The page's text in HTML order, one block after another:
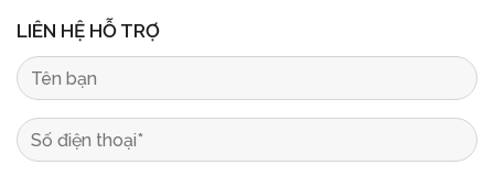
LIÊN HỆ HỖ TRỢ